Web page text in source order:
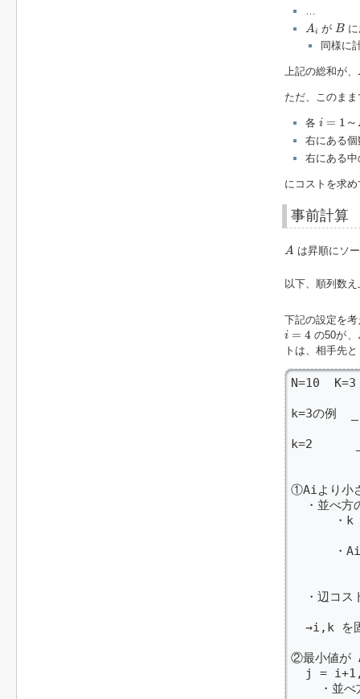
A i
Ai が B
B
同様に
上記の総和が、
ただ、このまま
各 i = 1 ～
= ～
右にある
右にある
にコストを求
事前計算
A
A は昇順にソ
以下、順列数
下記の設定を考
i = 4
= 4 の50が、
トは、相手先と
N=10
k=3の例
k=2
①Aiより小
・並べ方
・k
・Ai
・辺コス
→i,k を
②最小値が
j =
・並べ